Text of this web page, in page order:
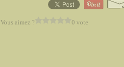
Vous aimez ? 0 vote